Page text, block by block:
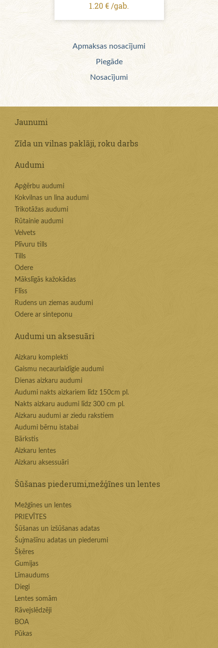
1.20 € /gab.
Apmaksas nosacījumi
Piegāde
Nosacījumi
Jaunumi
Zīda un vilnas paklāji, roku darbs
Audumi
Apģērbu audumi
Kokvilnas un lina audumi
Trikotāžas audumi
Rūtainie audumi
Velvets
Plīvuru tills
Tills
Odere
Mākslīgās kažokādas
Flīss
Rudens un ziemas audumi
Odere ar sinteponu
Audumi un aksesuāri
Aizkaru komplekti
Gaismu necaurlaidīgie audumi
Dienas aizkaru audumi
Audumi nakts aizkariem līdz 150cm pl.
Nakts aizkaru audumi līdz 300 cm pl.
Aizkaru audumi ar ziedu rakstiem
Audumi bērnu istabai
Bārkstis
Aizkaru lentes
Aizkaru aksessuāri
Šūšanas piederumi,mežģīnes un lentes
Mežģīnes un lentes
PRIEVĪTES
Šūšanas un izšūšanas adatas
Šujmašīnu adatas un piederumi
Šķēres
Gumijas
Līmaudums
Diegi
Lentes somām
Rāvejslēdzēji
BOA
Pūkas